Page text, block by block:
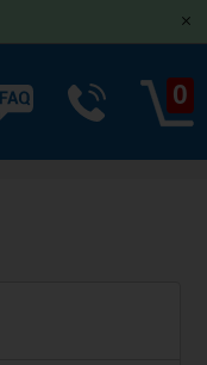
[x]
0